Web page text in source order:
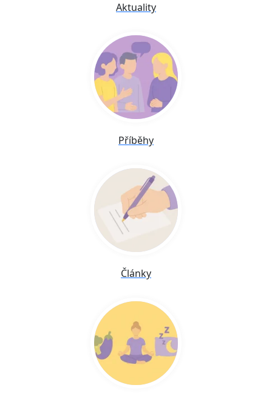
Aktuality
Příběhy
Články